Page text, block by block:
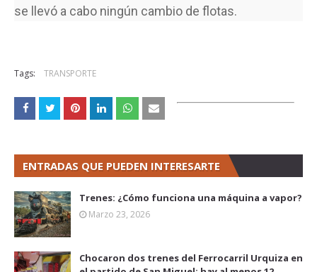
se llevó a cabo ningún cambio de flotas.
Tags: TRANSPORTE
ENTRADAS QUE PUEDEN INTERESARTE
Trenes: ¿Cómo funciona una máquina a vapor?
Marzo 23, 2026
Chocaron dos trenes del Ferrocarril Urquiza en